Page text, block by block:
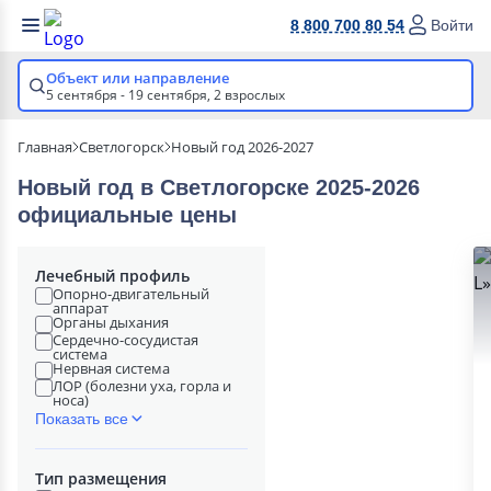
8 800 700 80 54 Войти
Объект или направление
5 сентября - 19 сентября, 2 взрослых
Главная Светлогорск Новый год 2026-2027
Новый год в Светлогорске 2025-2026
официальные цены
Лечебный профиль
Опорно-двигательный
аппарат
Органы дыхания
Сердечно-сосудистая
система
Нервная система
ЛОР (болезни уха, горла и
носа)
Показать все
Тип размещения